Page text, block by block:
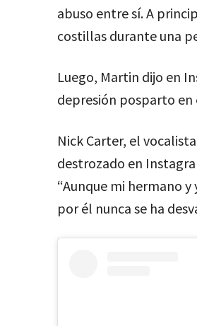
abuso entre sí. A
costillas durante una
Luego, Martin dijo en
depresión posparto en
Nick Carter, el
destrozado en
“Aunque mi hermano
por él nunca se ha